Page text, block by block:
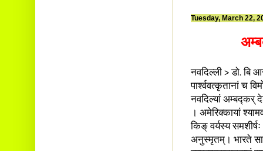
Tuesday, March 22,
नवदिल्ली > डो. बि
पार्श्ववत्कृतानां च
नवदिल्यां अम्बद्कर्
। अमेरिक्कायां
किङ् वर्यस्य
अनुस्मृतम्। भारते